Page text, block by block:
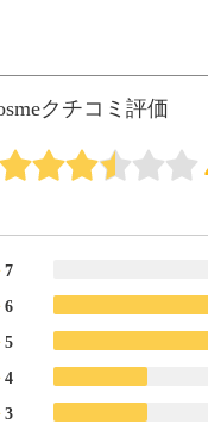
クチコミ評価
7
6
5
4
3